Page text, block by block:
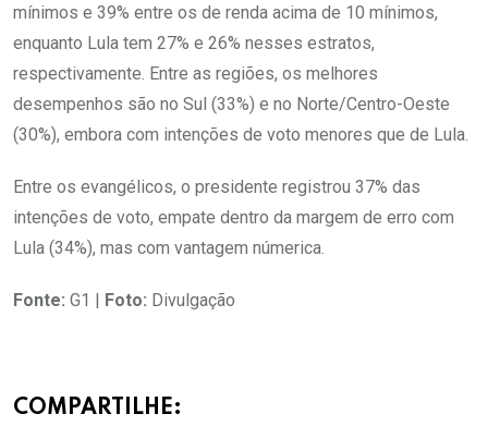
mínimos e 39% entre os de renda acima de 10 mínimos,
enquanto Lula tem 27% e 26% nesses estratos,
respectivamente. Entre as regiões, os melhores
desempenhos são no Sul (33%) e no Norte/Centro-Oeste
(30%), embora com intenções de voto menores que de Lula.
Entre os evangélicos, o presidente registrou 37% das
intenções de voto, empate dentro da margem de erro com
Lula (34%), mas com vantagem númerica.
Fonte: G1 | Foto: Divulgação
COMPARTILHE: